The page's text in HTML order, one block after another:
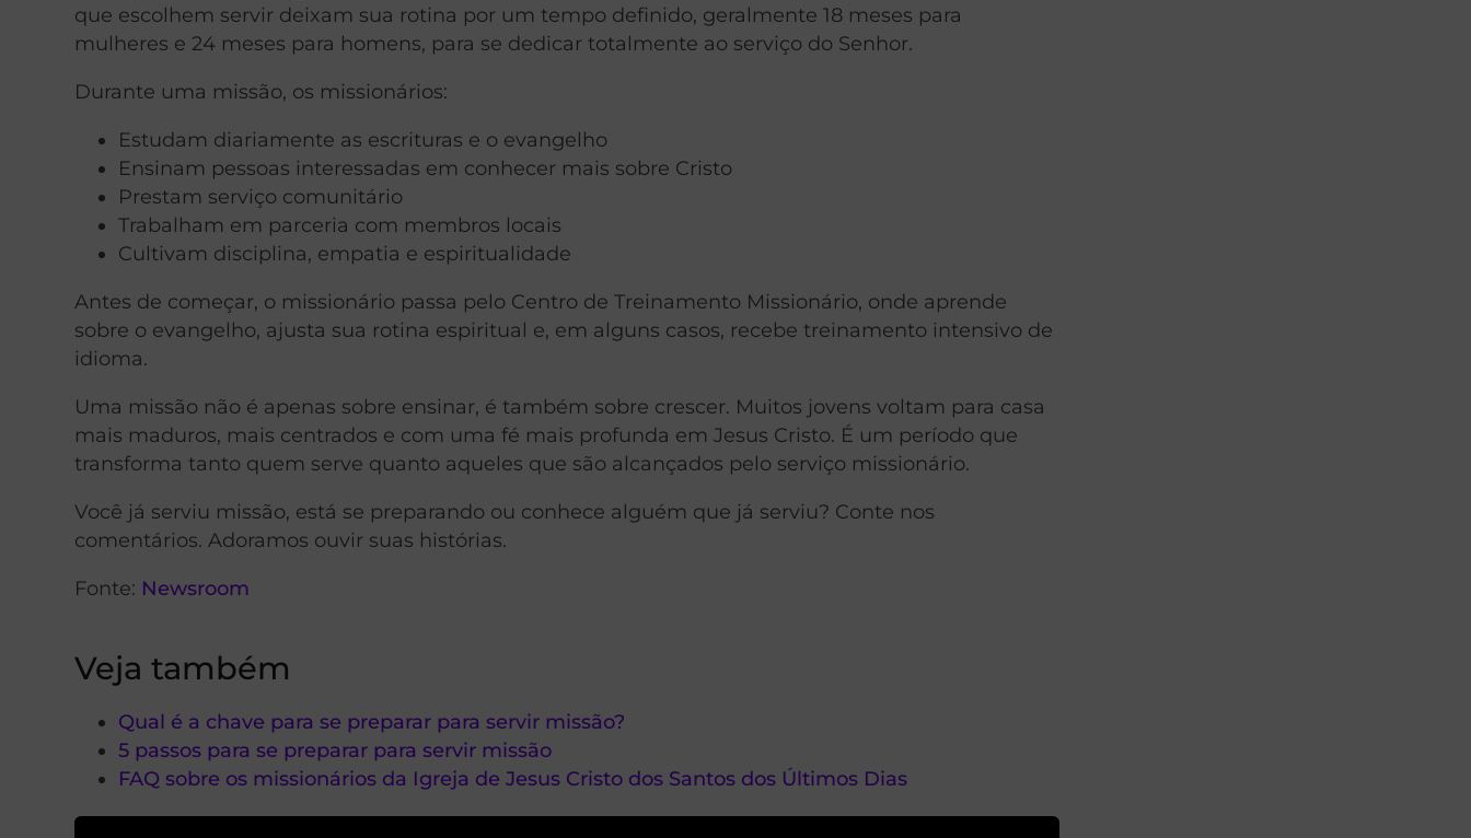
que escolhem servir deixam sua rotina por um tempo definido, geralmente 18 meses para
mulheres e 24 meses para homens, para se dedicar totalmente ao serviço do Senhor.
Durante uma missão, os missionários:
Estudam diariamente as escrituras e o evangelho
Ensinam pessoas interessadas em conhecer mais sobre Cristo
Prestam serviço comunitário
Trabalham em parceria com membros locais
Cultivam disciplina, empatia e espiritualidade
Antes de começar, o missionário passa pelo Centro de Treinamento Missionário, onde aprende
sobre o evangelho, ajusta sua rotina espiritual e, em alguns casos, recebe treinamento intensivo de
idioma.
Uma missão não é apenas sobre ensinar, é também sobre crescer. Muitos jovens voltam para casa
mais maduros, mais centrados e com uma fé mais profunda em Jesus Cristo. É um período que
transforma tanto quem serve quanto aqueles que são alcançados pelo serviço missionário.
Você já serviu missão, está se preparando ou conhece alguém que já serviu? Conte nos
comentários. Adoramos ouvir suas histórias.
Fonte: Newsroom
Veja também
Qual é a chave para se preparar para servir missão?
5 passos para se preparar para servir missão
FAQ sobre os missionários da Igreja de Jesus Cristo dos Santos dos Últimos Dias